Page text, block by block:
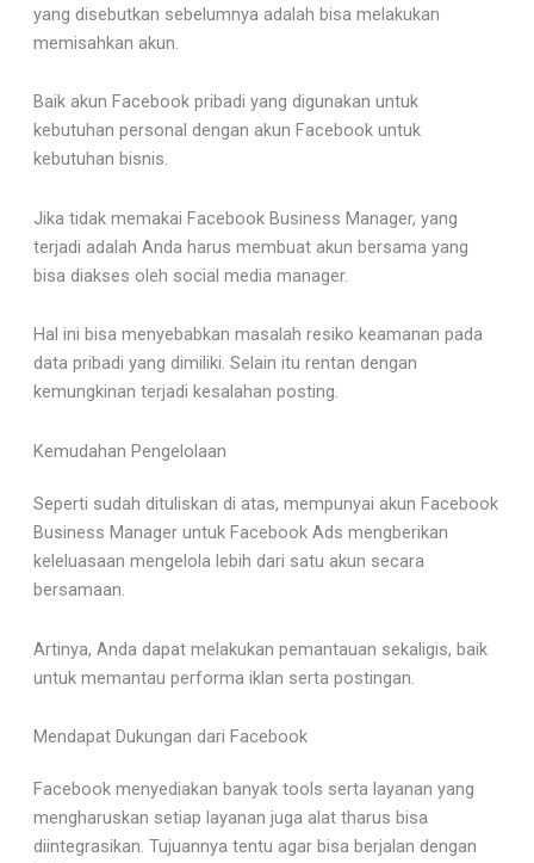
yang disebutkan sebelumnya adalah bisa melakukan
memisahkan akun.
Baik akun Facebook pribadi yang digunakan untuk
kebutuhan personal dengan akun Facebook untuk
kebutuhan bisnis.
Jika tidak memakai Facebook Business Manager, yang
terjadi adalah Anda harus membuat akun bersama yang
bisa diakses oleh social media manager.
Hal ini bisa menyebabkan masalah resiko keamanan pada
data pribadi yang dimiliki. Selain itu rentan dengan
kemungkinan terjadi kesalahan posting.
Kemudahan Pengelolaan
Seperti sudah dituliskan di atas, mempunyai akun Facebook
Business Manager untuk Facebook Ads mengberikan
keleluasaan mengelola lebih dari satu akun secara
bersamaan.
Artinya, Anda dapat melakukan pemantauan sekaligis, baik
untuk memantau performa iklan serta postingan.
Mendapat Dukungan dari Facebook
Facebook menyediakan banyak tools serta layanan yang
mengharuskan setiap layanan juga alat tharus bisa
diintegrasikan. Tujuannya tentu agar bisa berjalan dengan